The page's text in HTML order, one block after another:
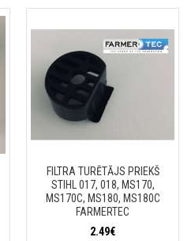
FILTRA TURĒTĀJS PRIEKŠ
STIHL 017, 018, MS170,
MS170C, MS180, MS180C
FARMERTEC
2.49€